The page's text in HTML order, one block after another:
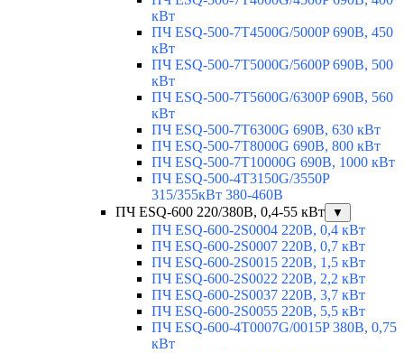
кВт
ПЧ ESQ-500-7T4500G/5000P 690В, 450
кВт
ПЧ ESQ-500-7T5000G/5600P 690В, 500
кВт
ПЧ ESQ-500-7T5600G/6300P 690В, 560
кВт
ПЧ ESQ-500-7T6300G 690В, 630 кВт
ПЧ ESQ-500-7T8000G 690В, 800 кВт
ПЧ ESQ-500-7T10000G 690В, 1000 кВт
ПЧ ESQ-500-4T3150G/3550P
315/355кВт 380-460В
ПЧ ESQ-600 220/380В, 0,4-55 кВт
▼
ПЧ ESQ-600-2S0004 220В, 0,4 кВт
ПЧ ESQ-600-2S0007 220В, 0,7 кВт
ПЧ ESQ-600-2S0015 220В, 1,5 кВт
ПЧ ESQ-600-2S0022 220В, 2,2 кВт
ПЧ ESQ-600-2S0037 220В, 3,7 кВт
ПЧ ESQ-600-2S0055 220В, 5,5 кВт
ПЧ ESQ-600-4T0007G/0015P 380В, 0,75
кВт